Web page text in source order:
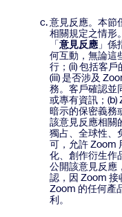
意見反應。本節
相關規定之情形
「意見反應」係
何互動，無論這
行；(ii) 包括客
(iii) 是否涉及
務。客戶確認並
或專有資訊；
暗示的保密義務
該意見反應相關
獨占、全球性、
可，允許 Zoom
化、創作衍生作
公開該意見反應
認，因 Zoom 接
Zoom 的任何產
利。